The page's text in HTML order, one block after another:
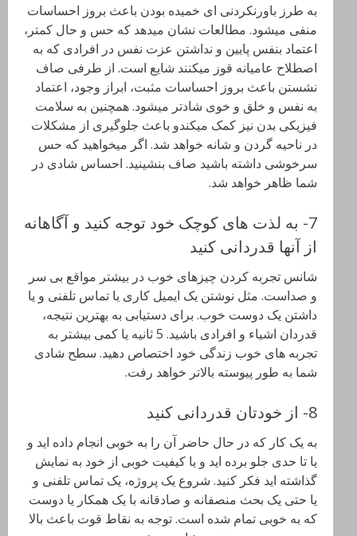
به طرز باورنکردنی ای خمیده بودن باعث بروز احساسات
منفی میشود. مطالعات نشان میدهد که حس و حال کمتر،
اعتماد بنفس پایین و نداشتن عزت نفس در افرادی که به
اصطلاح عامیانه قوز میکنند شایع است. از طرفی صاف
نشستن باعث بروز احساسات مثبت، ابراز وجود، اعتماد
به نفس و خلق و خوی شادتر میشود. همچنین به سلامت
فیزیکی بدن نیز کمک میکندو باعث جلوگیری از مشکلات
در ناحیه گردن و شانه خواهد شد. اگر میخواهید که حس
سرخوشی داشته باشید صاف بنشینید. احساس شادی در
شما ظاهر خواهد شد.
7- به لذت های کوچک خود توجه کنید و آگاهانه
از آنها قدردانی کنید
شانس تجربه کردن چیزهای خوب در بیشتر مواقع بی سر
و صداست. مثل نوشتن یک ایمیل کاری یا تماس تلفنی و یا
داشتن یک دوست خوب. برای دستیابی به بهترین نتیجه،
قدردان اشیاء و افرادی باشید. 5 ثانیه یا کمی بیشتر به
تجربه های خوب زندگی خود اختصاص دهید. سطح شادی
شما به طور پیوسته بالاتر خواهد رفت.
8- از خودتان قدردانی کنید
به یک کار که در حال حاضر آن را به خوبی انجام داده اید و
یا تا حدی جلو برده اید و یا کیفیت خوبی از خود به نمایش
گذاشته اید فکر کنید. شروع یک پروژه، یک تماس تلفنی و
یا حتی یک بحث منصفانه و صادقانه با یک همکار یا دوست
که به خوبی تمام شده است. توجه به نقاط قوت باعث بالا